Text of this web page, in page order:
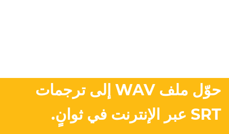
حوّل ملف WAV إلى ترجمات
SRT عبر الإنترنت في ثوانٍ.